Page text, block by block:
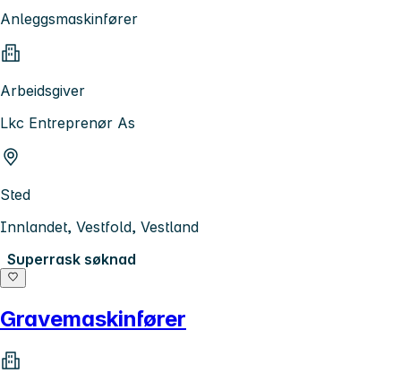
Anleggsmaskinfører
Arbeidsgiver
Lkc Entreprenør As
Sted
Innlandet, Vestfold, Vestland
Superrask søknad
Gravemaskinfører